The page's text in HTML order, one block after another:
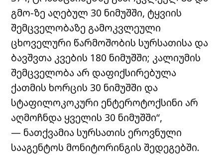
გმო-ზე აღებულ 30 ნიმუშში, ტყვიის
შემცველობაზე გამოკვლეული
ცხოველური წარმოშობის სურსათისა და
ბავშვთა კვების 180 ნიმუშში; კალიუმის
შემცველობა არ დაფიქსირებულა
ქათმის ხორცის 30 ნიმუშში და
სტაფილოკოკური ენტეროტოქსინი არ
აღმოჩნდა ყველის 30 ნიმუშში“,
— ნათქვამია სურსათის ეროვნული
სააგენტოს მონიტორინგის შედეგებში.